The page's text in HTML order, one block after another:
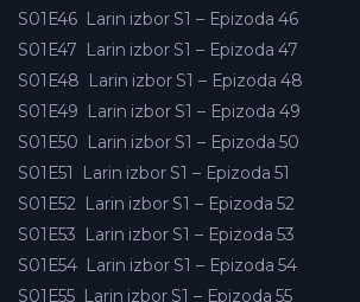
S01E46 Larin izbor S1 – Epizoda 46
S01E47 Larin izbor S1 – Epizoda 47
S01E48 Larin izbor S1 – Epizoda 48
S01E49 Larin izbor S1 – Epizoda 49
S01E50 Larin izbor S1 – Epizoda 50
S01E51
Larin izbor S1 – Epizoda 51
S01E52 Larin izbor S1 – Epizoda 52
S01E53 Larin izbor S1 – Epizoda 53
S01E54 Larin izbor S1 – Epizoda 54
S01E55 Larin izbor S1 – Epizoda 55